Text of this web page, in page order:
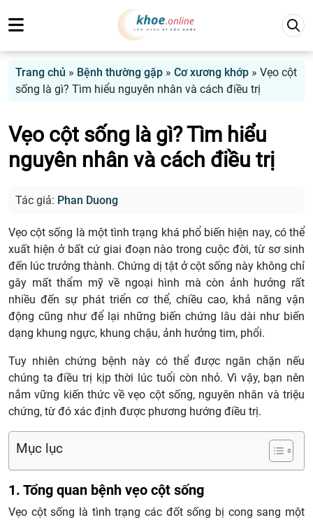
Trang chủ » Bệnh thường gặp » Cơ xương khớp » Vẹo cột
sống là gì? Tìm hiểu nguyên nhân và cách điều trị
Vẹo cột sống là gì? Tìm hiểu
nguyên nhân và cách điều trị
Tác giả: Phan Duong
Vẹo cột sống là một tình trạng khá phổ biến hiện nay, có thể
xuất hiện ở bất cứ giai đoạn nào trong cuộc đời, từ sơ sinh
đến lúc trưởng thành. Chứng dị tật ở cột sống này không chỉ
gây mất thẩm mỹ về ngoại hình mà còn ảnh hưởng rất
nhiều đến sự phát triển cơ thể, chiều cao, khả năng vận
động cũng như để lại những biến chứng lâu dài như biến
dạng khung ngực, khung chậu, ảnh hưởng tim, phổi.
Tuy nhiên chứng bệnh này có thể được ngăn chặn nếu
chúng ta điều trị kịp thời lúc tuổi còn nhỏ. Vì vậy, bạn nên
nắm vững kiến thức về vẹo cột sống, nguyên nhân và triệu
chứng, từ đó xác định được phương hướng điều trị.
Mục lục
1. Tổng quan bệnh vẹo cột sống
Vẹo cột sống là tình trạng các đốt sống bị cong sang một